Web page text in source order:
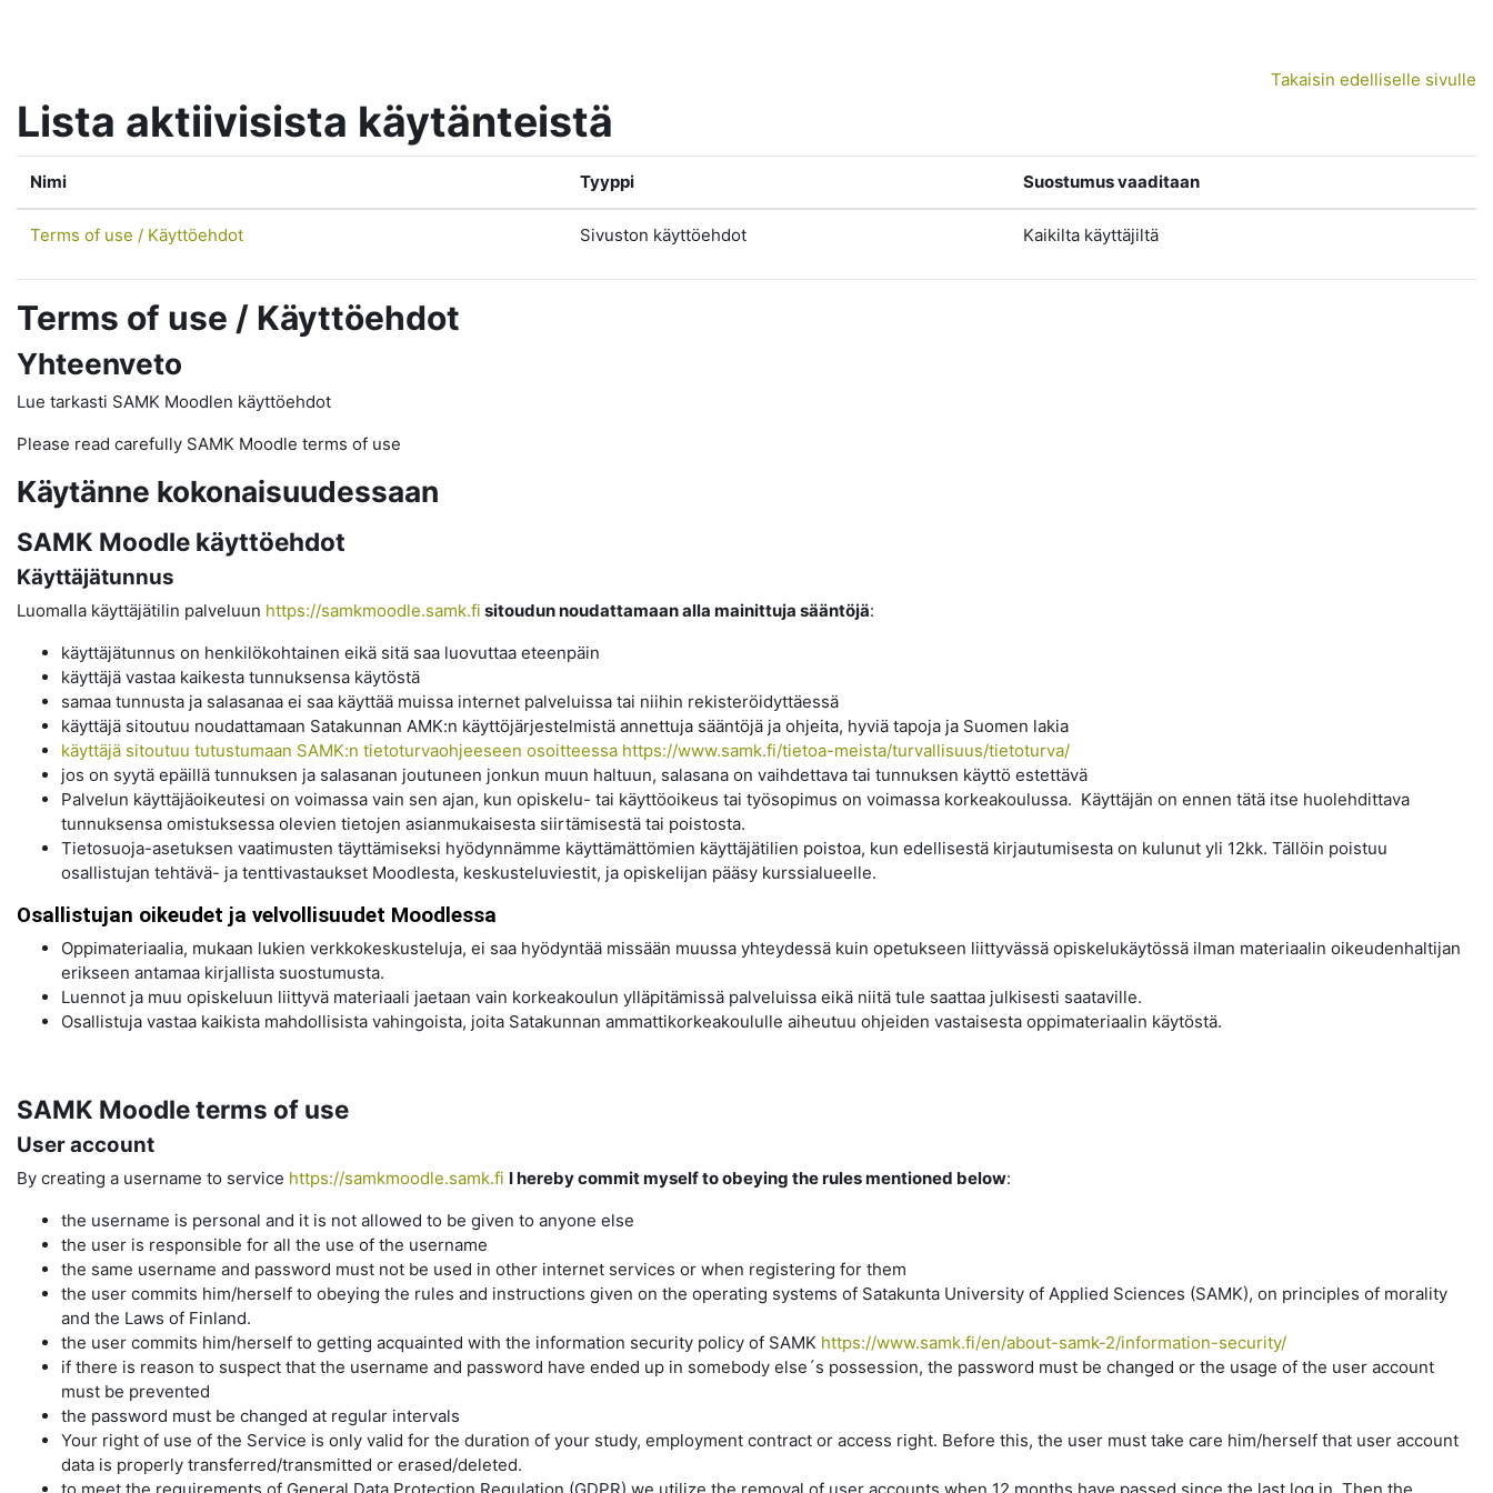
Takaisin edelliselle sivulle
Lista aktiivisista käytänteistä
Nimi Tyyppi Suostumus vaaditaan
Terms of use / Käyttöehdot Sivuston käyttöehdot Kaikilta käyttäjiltä
Terms of use / Käyttöehdot
Yhteenveto
Lue tarkasti SAMK Moodlen käyttöehdot
Please read carefully SAMK Moodle terms of use
Käytänne kokonaisuudessaan
SAMK Moodle käyttöehdot
Käyttäjätunnus
Luomalla käyttäjätilin palveluun https://samkmoodle.samk.fi sitoudun noudattamaan alla mainittuja sääntöjä:
käyttäjätunnus on henkilökohtainen eikä sitä saa luovuttaa eteenpäin
käyttäjä vastaa kaikesta tunnuksensa käytöstä
samaa tunnusta ja salasanaa ei saa käyttää muissa internet palveluissa tai niihin rekisteröidyttäessä
käyttäjä sitoutuu noudattamaan Satakunnan AMK:n käyttöjärjestelmistä annettuja sääntöjä ja ohjeita, hyviä tapoja ja Suomen lakia
käyttäjä sitoutuu tutustumaan SAMK:n tietoturvaohjeeseen osoitteessa https://www.samk.fi/tietoa-meista/turvallisuus/tietoturva/
jos on syytä epäillä tunnuksen ja salasanan joutuneen jonkun muun haltuun, salasana on vaihdettava tai tunnuksen käyttö estettävä
Palvelun käyttäjäoikeutesi on voimassa vain sen ajan, kun opiskelu- tai käyttöoikeus tai työsopimus on voimassa korkeakoulussa. Käyttäjän on ennen tätä itse huolehdittava
tunnuksensa omistuksessa olevien tietojen asianmukaisesta siirtämisestä tai poistosta.
Tietosuoja-asetuksen vaatimusten täyttämiseksi hyödynnämme käyttämättömien käyttäjätilien poistoa, kun edellisestä kirjautumisesta on kulunut yli 12kk. Tällöin poistuu
osallistujan tehtävä- ja tenttivastaukset Moodlesta, keskusteluviestit, ja opiskelijan pääsy kurssialueelle.
Osallistujan oikeudet ja velvollisuudet Moodlessa
Oppimateriaalia, mukaan lukien verkkokeskusteluja, ei saa hyödyntää missään muussa yhteydessä kuin opetukseen liittyvässä opiskelukäytössä ilman materiaalin oikeudenhaltijan
erikseen antamaa kirjallista suostumusta.
Luennot ja muu opiskeluun liittyvä materiaali jaetaan vain korkeakoulun ylläpitämissä palveluissa eikä niitä tule saattaa julkisesti saataville.
Osallistuja vastaa kaikista mahdollisista vahingoista, joita Satakunnan ammattikorkeakoululle aiheutuu ohjeiden vastaisesta oppimateriaalin käytöstä.
SAMK Moodle terms of use
User account
By creating a username to service https://samkmoodle.samk.fi I hereby commit myself to obeying the rules mentioned below:
the username is personal and it is not allowed to be given to anyone else
the user is responsible for all the use of the username
the same username and password must not be used in other internet services or when registering for them
the user commits him/herself to obeying the rules and instructions given on the operating systems of Satakunta University of Applied Sciences (SAMK), on principles of morality
and the Laws of Finland.
the user commits him/herself to getting acquainted with the information security policy of SAMK https://www.samk.fi/en/about-samk-2/information-security/
if there is reason to suspect that the username and password have ended up in somebody else´s possession, the password must be changed or the usage of the user account
must be prevented
the password must be changed at regular intervals
Your right of use of the Service is only valid for the duration of your study, employment contract or access right. Before this, the user must take care him/herself that user account
data is properly transferred/transmitted or erased/deleted.